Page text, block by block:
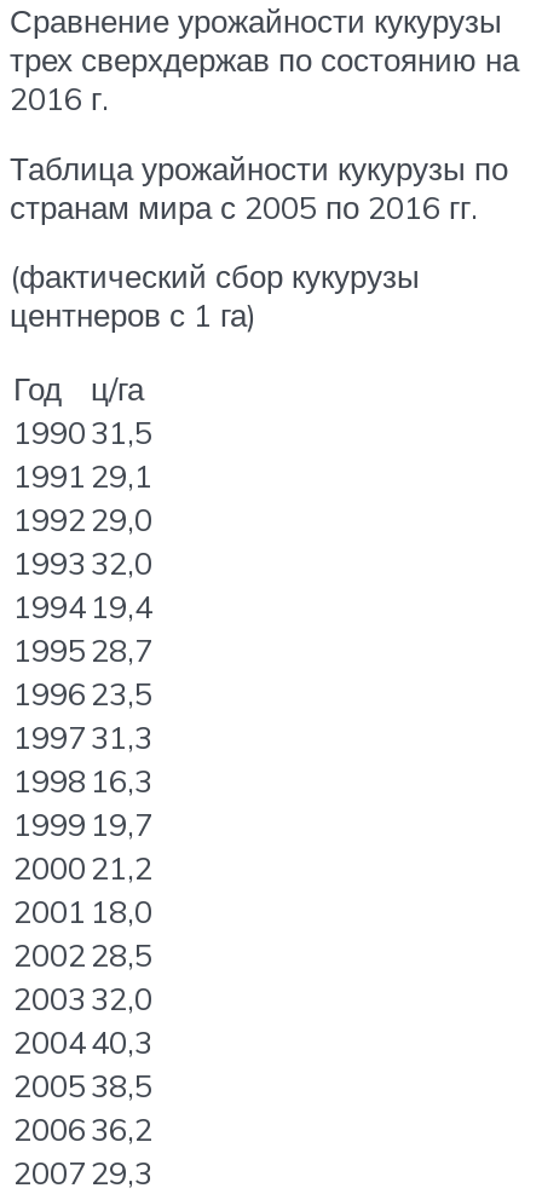
Сравнение урожайности кукурузы
трех сверхдержав по состоянию на
2016 г.
Таблица урожайности кукурузы по
странам мира с 2005 по 2016 гг.
(фактический сбор кукурузы
центнеров с 1 га)
Год
ц/га
199031,5
1991 29,1
199229,0
1993 32,0
1994 19,4
199528,7
199623,5
199731,3
1998 16,3
1999 19,7
200021,2
2001 18,0
200228,5
2003 32,0
200440,3
200538,5
200636,2
200729,3